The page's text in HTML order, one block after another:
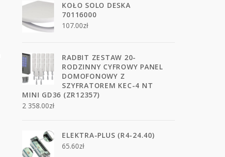
KOŁO SOLO DESKA
70116000
107.00zł
RADBIT ZESTAW 20-
RODZINNY CYFROWY PANEL
DOMOFONOWY Z
SZYFRATOREM KEC-4 NT
MINI GD36 (ZR12357)
2 358.00zł
ELEKTRA-PLUS (R4-24.40)
65.60zł